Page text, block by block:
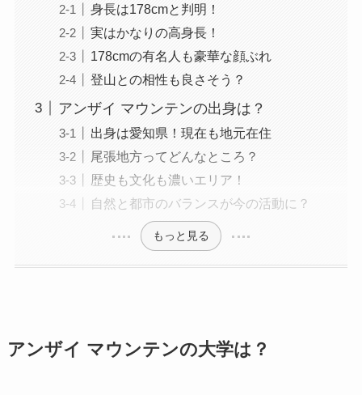
身長は178cmと判明！
実はかなりの高身長！
178cmの有名人も豪華な顔ぶれ
登山との相性も良さそう？
アンザイ マウンテンの出身は？
出身は愛知県！現在も地元在住
尾張地方ってどんなところ？
歴史も文化も濃いエリア！
自然と都市のバランスが今の活動に？
もっと見る
アンザイ マウンテンの大学は？